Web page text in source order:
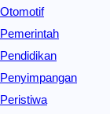
Otomotif
Pemerintah
Pendidikan
Penyimpangan
Peristiwa